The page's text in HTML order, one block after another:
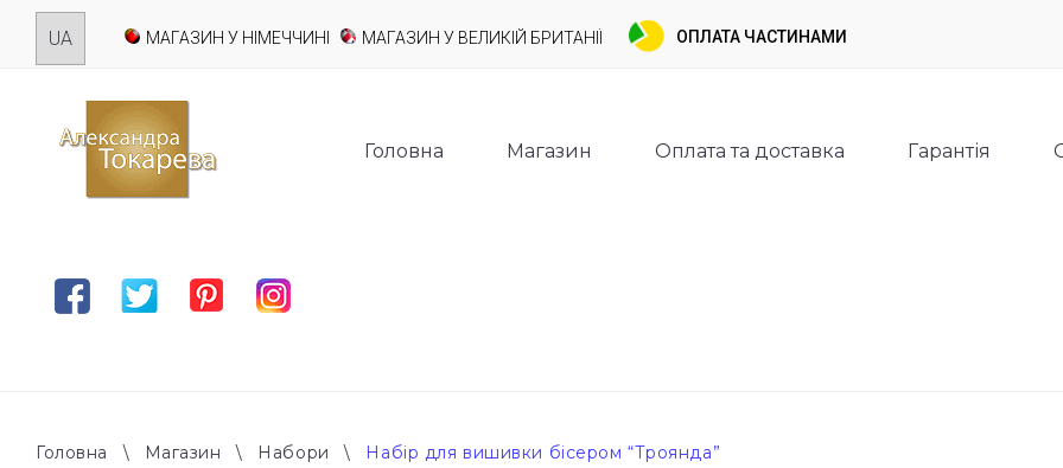
Skip
МАГАЗИН У НІМЕЧЧИНІ МАГАЗИН У ВЕЛИКІЙ БРИТАНІЇ
FacebookTwitterPinterestInstagram
Головна Магазин Оплата та доставка Гарантія
ОПЛАТА ЧАСТИНАМИ
Головна \ Магазин \ Набори \ Набір для вишивки бісером “Троянда”